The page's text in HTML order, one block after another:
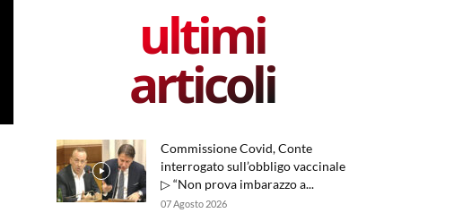
ultimi
articoli
Commissione Covid, Conte
interrogato sull’obbligo vaccinale
▷ “Non prova imbarazzo a...
07 Agosto 2026